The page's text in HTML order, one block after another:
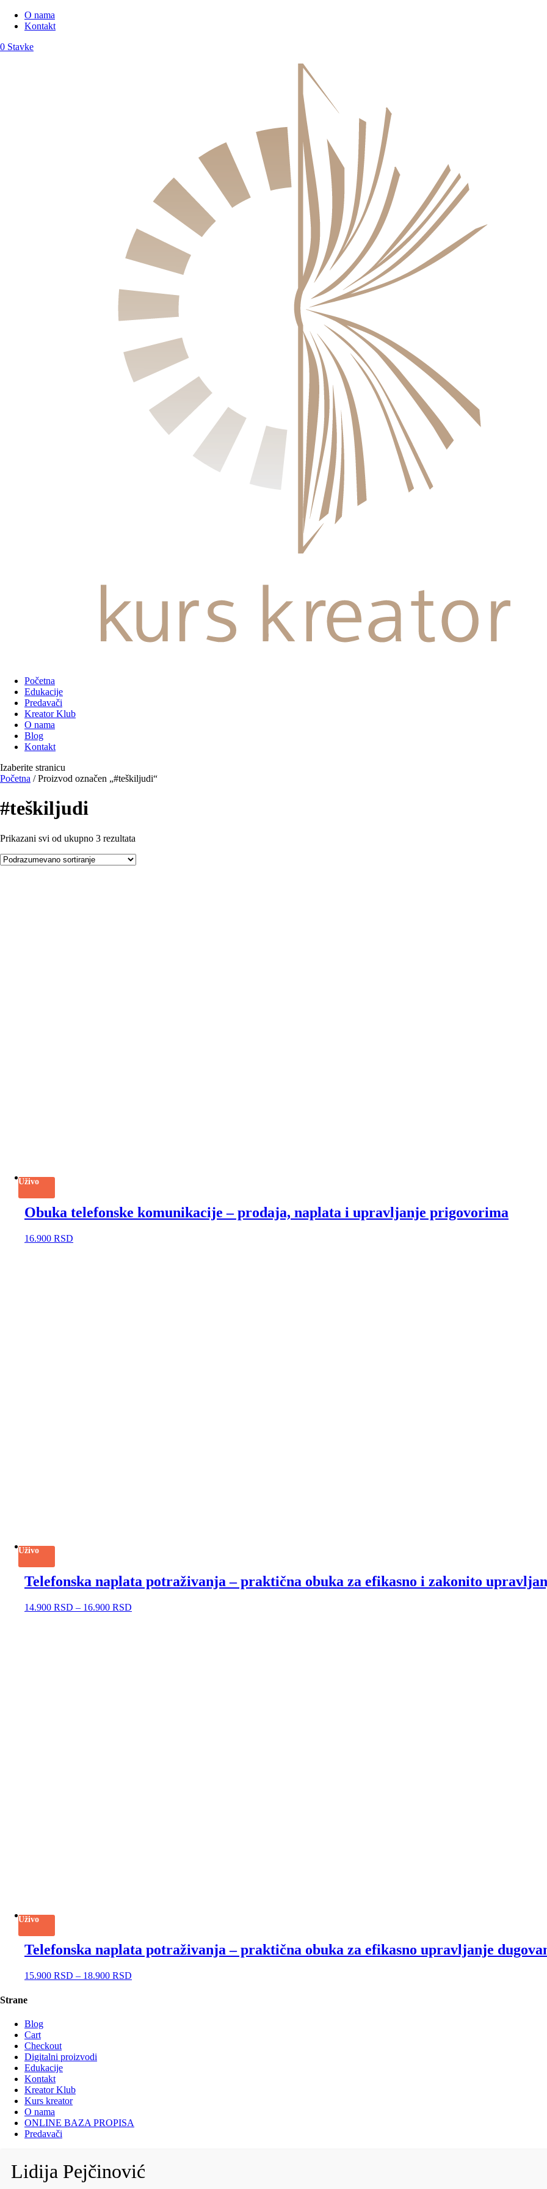
O nama
Kontakt
0 Stavke
Početna
Edukacije
Predavači
Kreator Klub
O nama
Blog
Kontakt
Izaberite stranicu
Početna / Proizvod označen „#teškiljudi“
#teškiljudi
Prikazani svi od ukupno 3 rezultata
Uživo
Obuka telefonske komunikacije – prodaja, naplata i upravljanje prigovorima
16.900 RSD
Uživo
Telefonska naplata potraživanja – praktična obuka za efikasno i zakonito
14.900 RSD – 16.900 RSD
Uživo
Telefonska naplata potraživanja – praktična obuka za efikasno upravljanje
15.900 RSD – 18.900 RSD
Strane
Blog
Cart
Checkout
Digitalni proizvodi
Edukacije
Kontakt
Kreator Klub
Kurs kreator
O nama
ONLINE BAZA PROPISA
Predavači
Lidija Pejčinović